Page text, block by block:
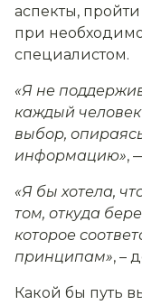
аспекты,
при
специалистом.
«Я не
каждый
выбор,
информацию»,
«Я бы хотела,
том, откуда
которое
принципам», –
Какой бы путь